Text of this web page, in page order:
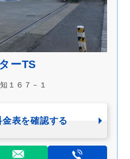
ーTS
１６７－１
金表を確認する